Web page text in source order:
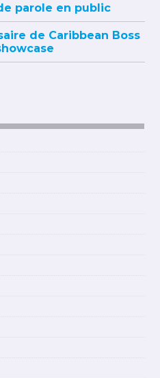
parole en public
de Caribbean Boss